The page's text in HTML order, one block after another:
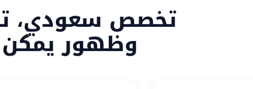
تخصص سعودي،
وظهور